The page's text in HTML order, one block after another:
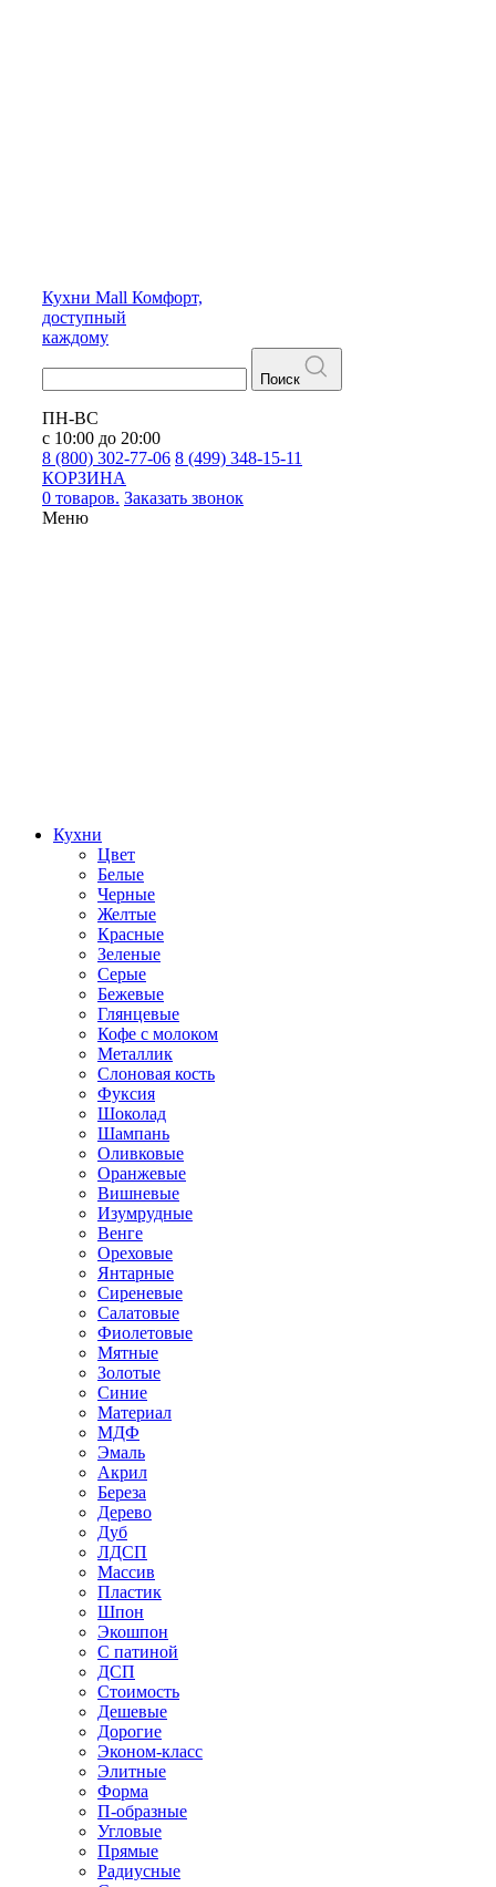
Кухни Mall Комфорт,
доступный
каждому
Поиск
ПН-ВС
с 10:00 до 20:00
8 (800) 302-77-06 8 (499) 348-15-11
КОРЗИНА
0 товаров. Заказать звонок
Меню
Кухни
Цвет
Белые
Черные
Желтые
Красные
Зеленые
Серые
Бежевые
Глянцевые
Кофе с молоком
Металлик
Слоновая кость
Фуксия
Шоколад
Шампань
Оливковые
Оранжевые
Вишневые
Изумрудные
Венге
Ореховые
Янтарные
Сиреневые
Салатовые
Фиолетовые
Мятные
Золотые
Синие
Материал
МДФ
Эмаль
Акрил
Береза
Дерево
Дуб
ЛДСП
Массив
Пластик
Шпон
Экошпон
С патиной
ДСП
Стоимость
Дешевые
Дорогие
Эконом-класс
Элитные
Форма
П-образные
Угловые
Прямые
Радиусные